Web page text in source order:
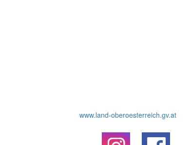
www.land-oberoesterreich.gv.at